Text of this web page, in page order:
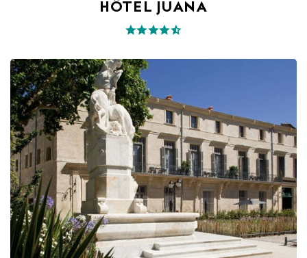
HÔTEL JUANA